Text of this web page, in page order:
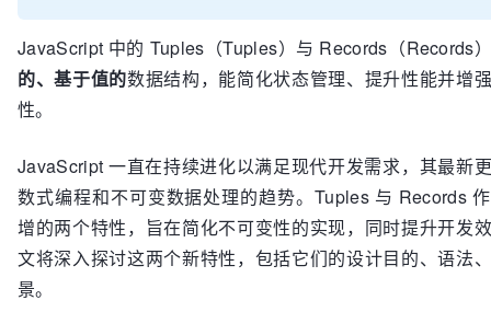
JavaScript 中的 Tuples（Tuples）与 Records（Records
的、基于值的数据结构，能简化状态管理、提升性能并增
性。
JavaScript 一直在持续进化以满足现代开发需求，其最新
数式编程和不可变数据处理的趋势。Tuples 与 Records
增的两个特性，旨在简化不可变性的实现，同时提升开发
文将深入探讨这两个新特性，包括它们的设计目的、语法
景。